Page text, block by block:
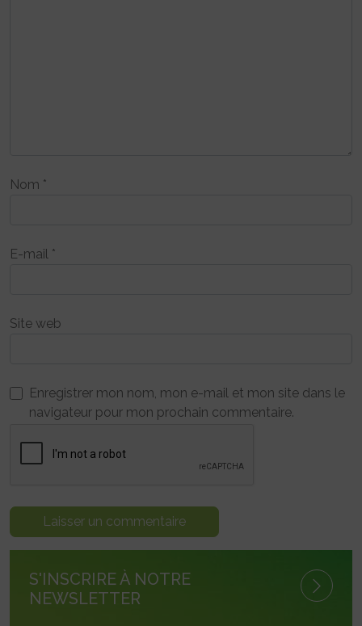
Nom *
E-mail *
Site web
Enregistrer mon nom, mon e-mail et mon site dans le
navigateur pour mon prochain commentaire.
S'INSCRIRE À NOTRE
NEWSLETTER